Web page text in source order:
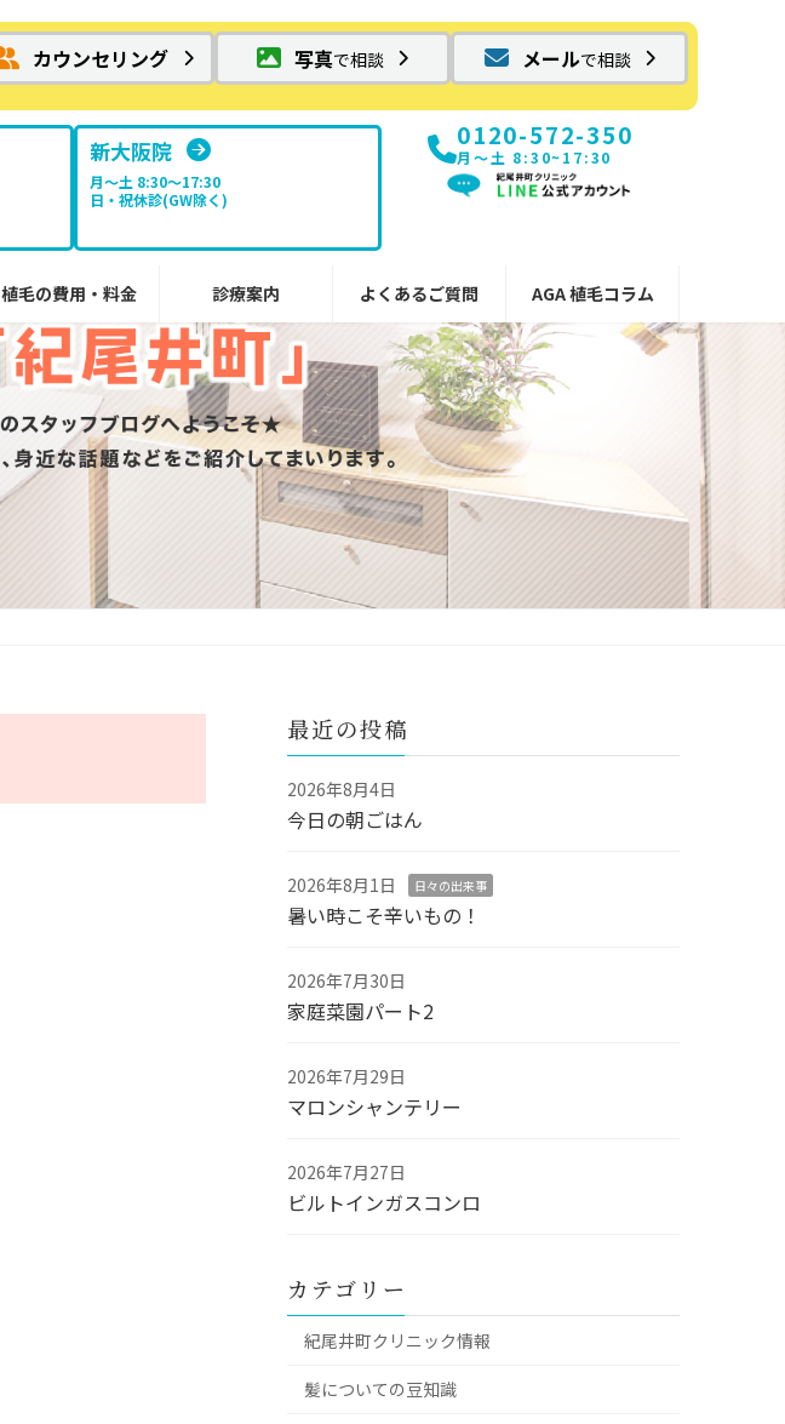
カウンセリング 写真で相談 メールで相談
新大阪院
月～土 8:30〜17:30
日・祝休診(GW除く)
0120-572-350
月〜土 8:30~17:30
植毛の費用・料金 診療案内 よくあるご質問 AGA 植毛コラム
最近の投稿
2026年8月4日
今日の朝ごはん
2026年8月1日 日々の出来事
暑い時こそ辛いもの！
2026年7月30日
家庭菜園パート2
2026年7月29日
マロンシャンテリー
2026年7月27日
ビルトインガスコンロ
カテゴリー
紀尾井町クリニック情報
髪についての豆知識